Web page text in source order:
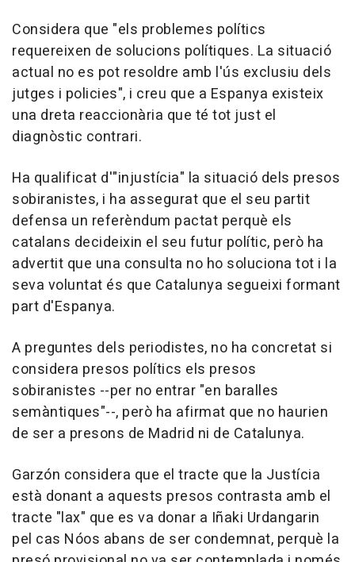
Considera que "els problemes polítics
requereixen de solucions polítiques. La situació
actual no es pot resoldre amb l'ús exclusiu dels
jutges i policies", i creu que a Espanya existeix
una dreta reaccionària que té tot just el
diagnòstic contrari.
Ha qualificat d'"injustícia" la situació dels presos
sobiranistes, i ha assegurat que el seu partit
defensa un referèndum pactat perquè els
catalans decideixin el seu futur polític, però ha
advertit que una consulta no ho soluciona tot i la
seva voluntat és que Catalunya segueixi formant
part d'Espanya.
A preguntes dels periodistes, no ha concretat si
considera presos polítics els presos
sobiranistes --per no entrar "en baralles
semàntiques"--, però ha afirmat que no haurien
de ser a presons de Madrid ni de Catalunya.
Garzón considera que el tracte que la Justícia
està donant a aquests presos contrasta amb el
tracte "lax" que es va donar a Iñaki Urdangarin
pel cas Nóos abans de ser condemnat, perquè la